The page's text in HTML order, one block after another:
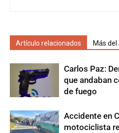
Artículo relacionados Más
Carlos Paz:
que andaban
de fuego
Accidente en
motociclista